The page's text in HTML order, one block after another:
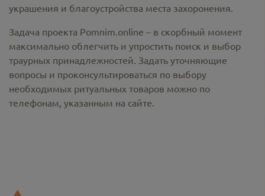
украшения и благоустройства места захоронения.
Задача проекта Pomnim.online – в скорбный момент
максимально облегчить и упростить поиск и выбор
траурных принадлежностей. Задать уточняющие
вопросы и проконсультироваться по выбору
необходимых ритуальных товаров можно по
телефонам, указанным на сайте.